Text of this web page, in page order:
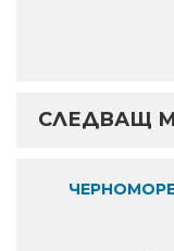
СЛЕДВАЩ